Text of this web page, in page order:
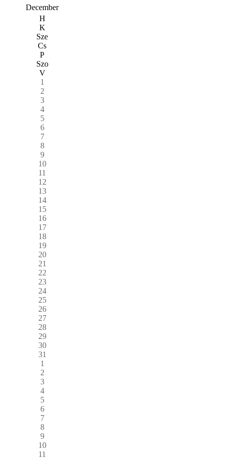
December
H
K
Sze
Cs
P
Szo
V
1
2
3
4
5
6
7
8
9
10
11
12
13
14
15
16
17
18
19
20
21
22
23
24
25
26
27
28
29
30
31
1
2
3
4
5
6
7
8
9
10
11